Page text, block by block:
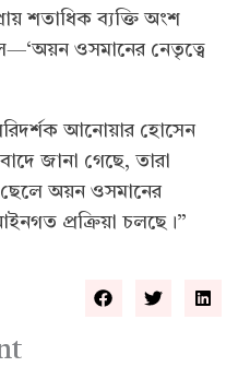
শতাধিক ব্যক্তি অংশ
ওসমানের নেতৃত্বে
আনোয়ার হোসেন
জানা গেছে, তারা
অয়ন ওসমানের
প্রক্রিয়া চলছে।”